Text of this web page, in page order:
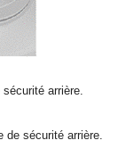
arrière.
de sécurité arrière.